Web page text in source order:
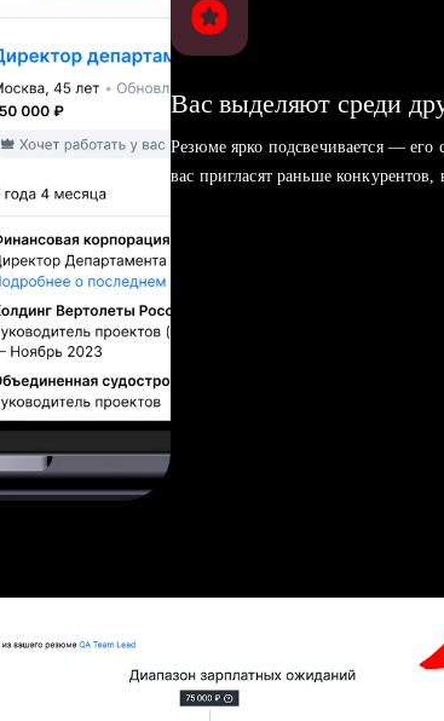
Вас выделяют среди
Резюме ярко подсвечивается — его
вас пригласят раньше